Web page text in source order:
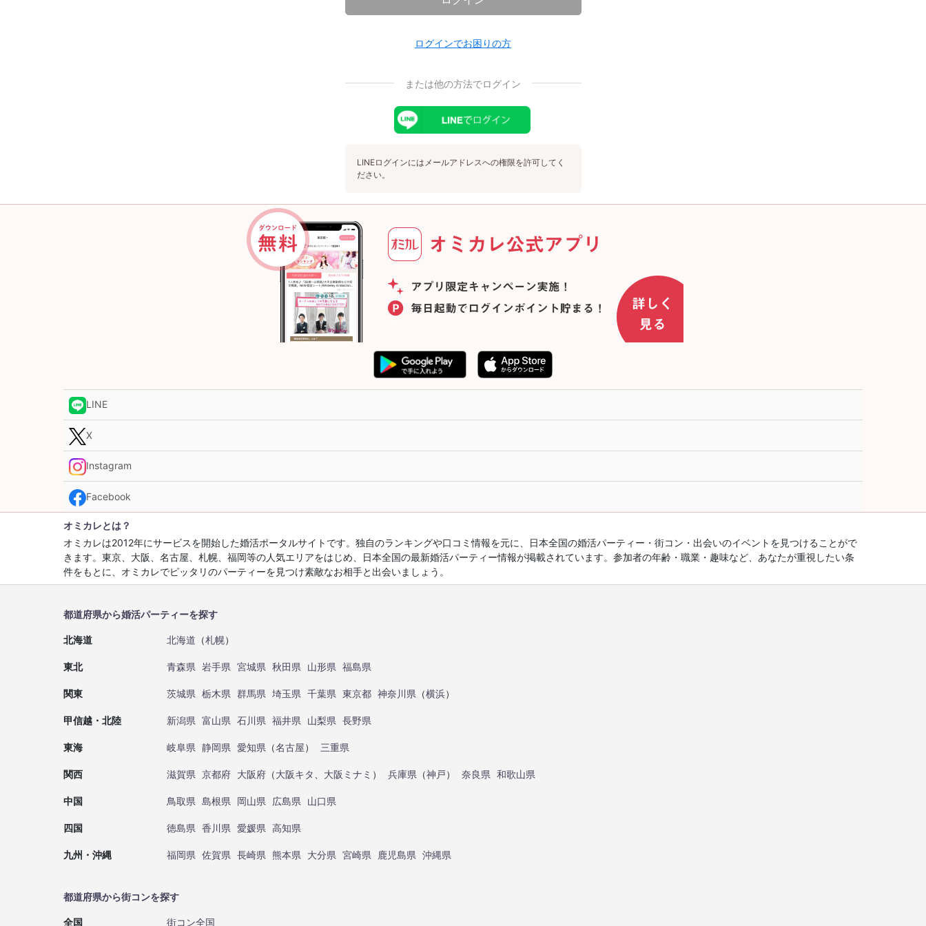
ログインでお困りの方
または他の方法でログイン
LINEログインにはメールアドレスへの権限を許可してく
ださい。
LINE
X
Instagram
Facebook
オミカレとは？
オミカレは2012年にサービスを開始した婚活ポータルサイトです。独自のランキングや口コミ情報を元に、日本全国の婚活パーティー・街コン・出会いのイベントを見つけることがで
きます。東京、大阪、名古屋、札幌、福岡等の人気エリアをはじめ、日本全国の最新婚活パーティー情報が掲載されています。参加者の年齢・職業・趣味など、あなたが重視したい条
件をもとに、オミカレでピッタリのパーティーを見つけ素敵なお相手と出会いましょう。
都道府県から婚活パーティーを探す
北海道 北海道 （札幌）
東北 青森県 岩手県 宮城県 秋田県 山形県 福島県
関東 茨城県 栃木県 群馬県 埼玉県 千葉県 東京都 神奈川県 （横浜）
甲信越・北陸 新潟県 富山県 石川県 福井県 山梨県 長野県
東海 岐阜県 静岡県 愛知県 （名古屋） 三重県
関西 滋賀県 京都府 大阪府 （大阪キタ 大阪ミナミ ） 兵庫県 （神戸） 奈良県 和歌山県
中国 鳥取県 島根県 岡山県 広島県 山口県
四国 徳島県 香川県 愛媛県 高知県
九州・沖縄 福岡県 佐賀県 長崎県 熊本県 大分県 宮崎県 鹿児島県 沖縄県
都道府県から街コンを探す
全国 街コン全国